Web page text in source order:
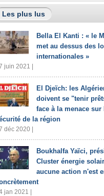
Les plus lus
Bella El Kanti : « le
met au dessus des
internationales »
juin 2021 |
El Djeïch: les
doivent se "tenir
face à la menace sur
de la région
déc 2020 |
Boukhalfa Yaïci,
Cluster énergie
aucune action n'est
jan 2021 |